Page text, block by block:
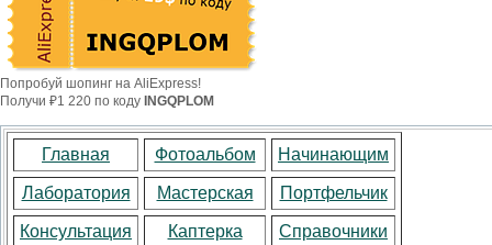
Попробуй шопинг на AliExpress!
Получи ₽1 220 по коду INGQPLOM
Главная Фотоальбом Начинающим
Лаборатория Мастерская Портфельчик
Консультация Каптерка Справочники